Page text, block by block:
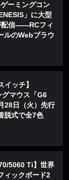
ーミングコン
」に大型
配信——RCフィ
ルのWebブラウ
ッチ】
マウス「G6
28日（火）先行
式で全7色
5060 Ti】世界
ィックボード2